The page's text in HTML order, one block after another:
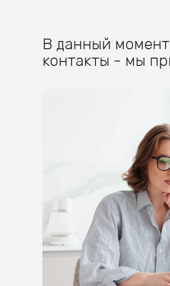
В данный
контакты - мы